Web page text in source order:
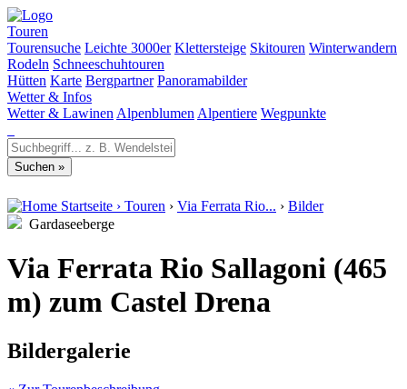
Touren
Tourensuche Leichte 3000er Klettersteige Skitouren Winterwandern
Rodeln Schneeschuhtouren
Hütten Karte Bergpartner Panoramabilder
Wetter & Infos
Wetter & Lawinen Alpenblumen Alpentiere Wegpunkte
Startseite › Touren › Via Ferrata Rio... › Bilder
Gardaseeberge
Via Ferrata Rio Sallagoni (465
m) zum Castel Drena
Bildergalerie